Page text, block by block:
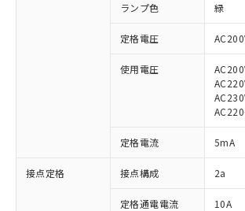
ランプ色 緑
定格電圧
使用電圧
定格電流 5mA
接点定格 接点構成 2a
定格通電電流 10A
対応済み：EU RoHS指令（10
非含有に対応した製品が提供可能な
対応予定：EU RoHS指令（10物質
有に対応した製品に切り替える予